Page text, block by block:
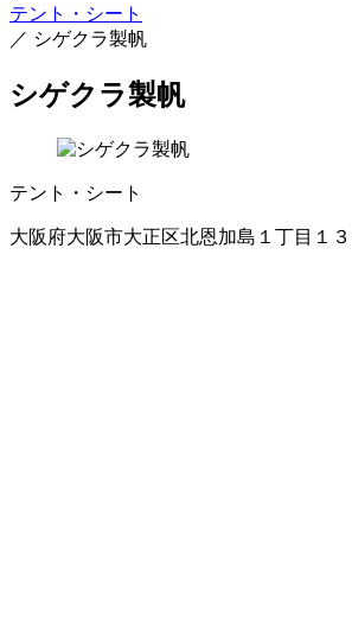
テント・シート
／ シゲクラ製帆
シゲクラ製帆
テント・シート
大阪府大阪市大正区北恩加島１丁目１３